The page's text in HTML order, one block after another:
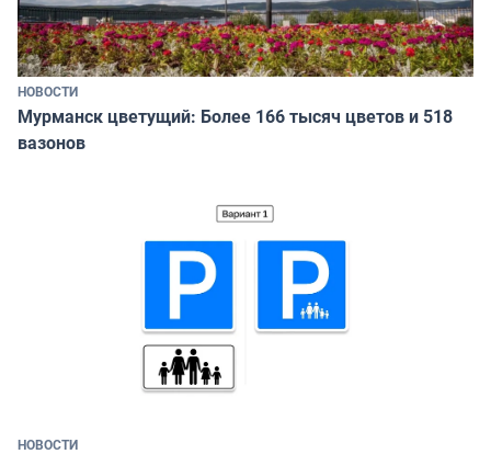
НОВОСТИ
Мурманск цветущий: Более 166 тысяч цветов и 518
вазонов
НОВОСТИ